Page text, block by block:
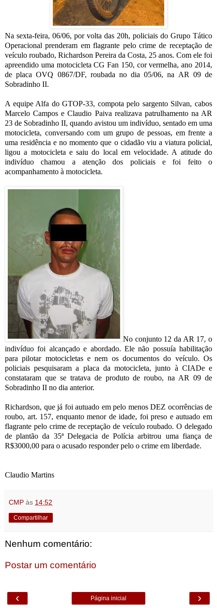
Na sexta-feira, 06/06, por volta das 20h, policiais do Grupo Tático
Operacional prenderam em flagrante pelo crime de receptação de
veículo roubado, Richardson Pereira da Costa, 25 anos. Com ele foi
apreendido uma motocicleta CG Fan 150, cor vermelha, ano 2014,
de placa OVQ 0867/DF, roubada no dia 05/06, na AR 09 de
Sobradinho II.
A equipe Alfa do GTOP-33, compota pelo sargento Silvan, cabos
Marcelo Campos e Claudio Paiva realizava patrulhamento na AR
23 de Sobradinho II, quando avistou um indivíduo, sentado em uma
motocicleta, conversando com um grupo de pessoas, em frente a
uma residência e no momento que o cidadão viu a viatura policial,
ligou a motocicleta e saiu do local em velocidade. A atitude do
indivíduo chamou a atenção dos policiais e foi feito o
acompanhamento à motocicleta.
No conjunto 12 da AR 17, o
indivíduo foi alcançado e abordado. Ele não possuía habilitação
para pilotar motocicletas e nem os documentos do veículo. Os
policiais pesquisaram a placa da motocicleta, junto à CIADe e
constataram que se tratava de produto de roubo, na AR 09 de
Sobradinho II no dia anterior.
Richardson, que já foi autuado em pelo menos DEZ ocorrências de
roubo, art. 157, enquanto menor de idade, foi preso e autuado em
flagrante pelo crime de receptação de veículo roubado. O delegado
de plantão da 35ª Delegacia de Polícia arbitrou uma fiança de
R$3000,00 para o acusado responder pelo o crime em liberdade.
Claudio Martins
CMP às 14:52
Compartilhar
Nenhum comentário:
Postar um comentário
‹ ›
Página inicial